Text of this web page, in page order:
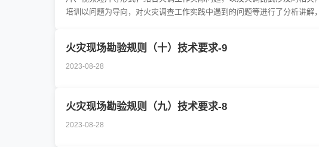
培训以问题为导向，对火灾调查工作实践中遇到的问题等进行了分析讲
火灾现场勘验规则（十）技术要求-9
2023-08-28
火灾现场勘验规则（九）技术要求-8
2023-08-28